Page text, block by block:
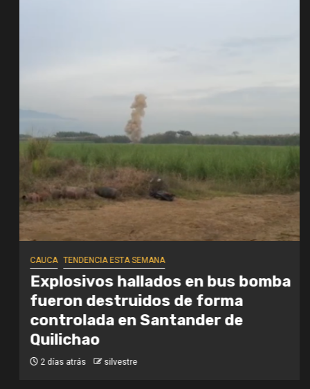
CAUCA TENDENCIA ESTA SEMANA
Explosivos hallados en bus bomba
fueron destruidos de forma
controlada en Santander de
Quilichao
2 días atrás silvestre